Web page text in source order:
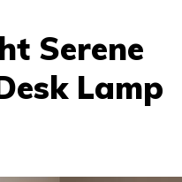
Serene
Lamp